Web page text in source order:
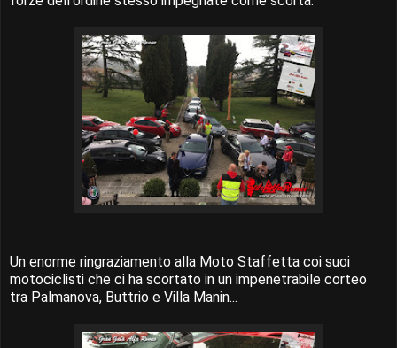
Un enorme ringraziamento alla Moto Staffetta coi suoi
motociclisti che ci ha scortato in un impenetrabile corteo
tra Palmanova, Buttrio e Villa Manin...